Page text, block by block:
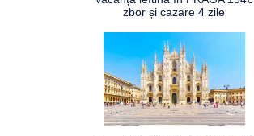
zbor și cazare 4 zile